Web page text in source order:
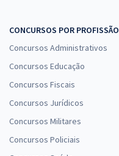
CONCURSOS POR PROFISSÃO
Concursos Administrativos
Concursos Educação
Concursos Fiscais
Concursos Jurídicos
Concursos Militares
Concursos Policiais